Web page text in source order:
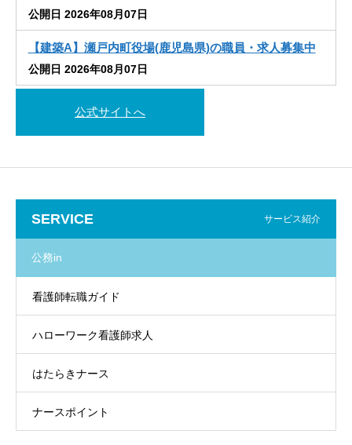
公開日 2026年08月07日
【建築A】瀬戸内町役場(鹿児島県)の職員・求人募集中
公開日 2026年08月07日
公式サイトへ
SERVICE サービス紹介
公務in
看護師転職ガイド
ハローワーク看護師求人
はたらきナース
ナースポイント